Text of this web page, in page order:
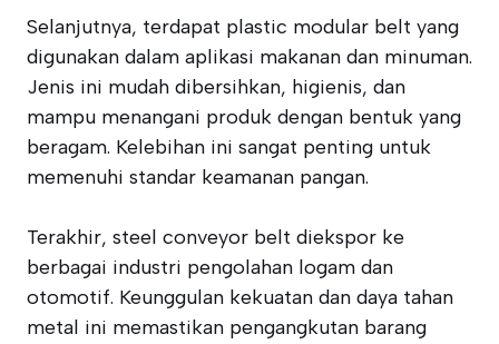
Selanjutnya, terdapat plastic modular belt yang
digunakan dalam aplikasi makanan dan minuman.
Jenis ini mudah dibersihkan, higienis, dan
mampu menangani produk dengan bentuk yang
beragam. Kelebihan ini sangat penting untuk
memenuhi standar keamanan pangan.
Terakhir, steel conveyor belt diekspor ke
berbagai industri pengolahan logam dan
otomotif. Keunggulan kekuatan dan daya tahan
metal ini memastikan pengangkutan barang